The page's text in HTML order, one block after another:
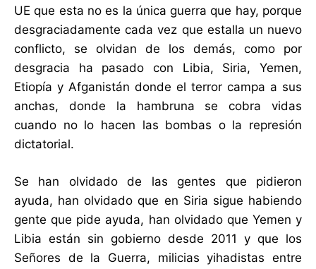
UE que esta no es la única guerra que hay, porque
desgraciadamente cada vez que estalla un nuevo
conflicto, se olvidan de los demás, como por
desgracia ha pasado con Libia, Siria, Yemen,
Etiopía y Afganistán donde el terror campa a sus
anchas, donde la hambruna se cobra vidas
cuando no lo hacen las bombas o la represión
dictatorial.
Se han olvidado de las gentes que pidieron
ayuda, han olvidado que en Siria sigue habiendo
gente que pide ayuda, han olvidado que Yemen y
Libia están sin gobierno desde 2011 y que los
Señores de la Guerra, milicias yihadistas entre